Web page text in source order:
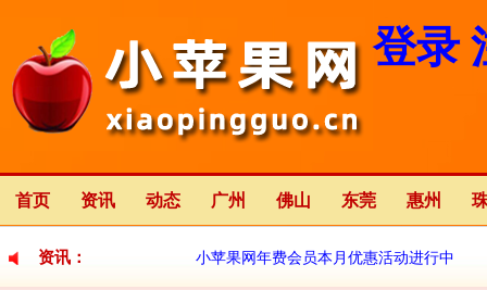
登录
首页 资讯 动态 广州 佛山 东莞 惠州
资讯： 小苹果网年费会员本月优惠活动进行中